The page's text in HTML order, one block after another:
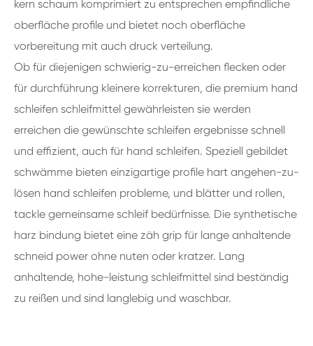
kern schaum komprimiert zu entsprechen empfindliche
oberfläche profile und bietet noch oberfläche
vorbereitung mit auch druck verteilung.
Ob für diejenigen schwierig-zu-erreichen flecken oder
für durchführung kleinere korrekturen, die premium hand
schleifen schleifmittel gewährleisten sie werden
erreichen die gewünschte schleifen ergebnisse schnell
und effizient, auch für hand schleifen. Speziell gebildet
schwämme bieten einzigartige profile hart angehen-zu-
lösen hand schleifen probleme, und blätter und rollen,
tackle gemeinsame schleif bedürfnisse. Die synthetische
harz bindung bietet eine zäh grip für lange anhaltende
schneid power ohne nuten oder kratzer. Lang
anhaltende, hohe-leistung schleifmittel sind beständig
zu reißen und sind langlebig und waschbar.